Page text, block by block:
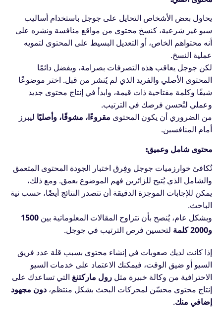
يحاول بعض الأشخاص التحايل على جوجل باستخدام أساليب
سيو غير شرعية، كنسخ محتوى من مواقع منافسة ونشره على
أنه محتواهم الخاص، أو التعديل البسيط على المحتوى لتمويه
عملية النسخ.
لكن جوجل يعاقب هذه التصرفات بصرامة، ويفضل دائمًا
المحتوى الأصلي والفريد الذي لم يُنشر من قبل. اختر موضوعًا
شيقًا وكلمة مفتاحية ذات قيمة، وابدأ في إنتاج محتوى جديد
وعملي لتُحسن فرصك في الترتيب.
من الضروري أن يكون المحتوى مقروءًا، مشوقًا، وأصليًا ليبرز
أمام المنافسين.
محتوى شامل وعميق:
تُكافئ خوارزميات جوجل وفِرق اختبار الجودة المحتوى المتعمق
والشامل الذي يُتيح للزائرين فهم الموضوع بعمق. ومع ذلك،
يمكن للإجابات الموجزة الدقيقة أن تتصدر النتائج أيضًا، حسب نية
الباحث.
وبشكل عام، يُنصح بأن تتراوح المقالات المعلوماتية بين 1500
و2000 كلمة
لتحسين فرص الترتيب في جوجل.
إذا كانت لديك صعوبات في إنشاء محتوى بسبب قلة عدد فريق
السيو أو ضيق الوقت، فيمكنك الاعتماد على خدمات السيو
الاحترافية من وكالة خبيرة مثل رول ماركتنغ التي تساعدك على
إنتاج محتوى محسّن لمحركات البحث بشكل منتظم، دون مجهود
إضافي منك.